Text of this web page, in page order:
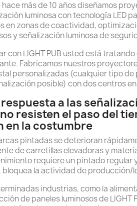
hace más de 10 años diseñamos
luminosa con tecnología LED
en zonas de coactividad,
y señalización luminosa de
con LIGHT PUB usted está
Fabricamos nuestros
personalizadas (cualquier tipo de
posible) con dos centros
respuesta a las
resisten el paso del
en la costumbre
pintadas se deterioran
de carretillas elevadoras y
requiere un pintado regular
bloquea la actividad de producción/
industrias, como la
de paneles luminosos de LIGHT